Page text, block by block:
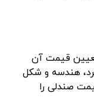
قیمت آن
هندسه و شکل
صندلی را